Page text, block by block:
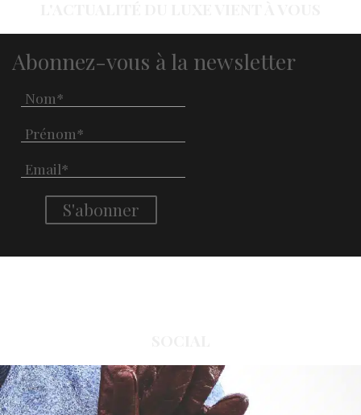
Abonnez-vous à la newsletter